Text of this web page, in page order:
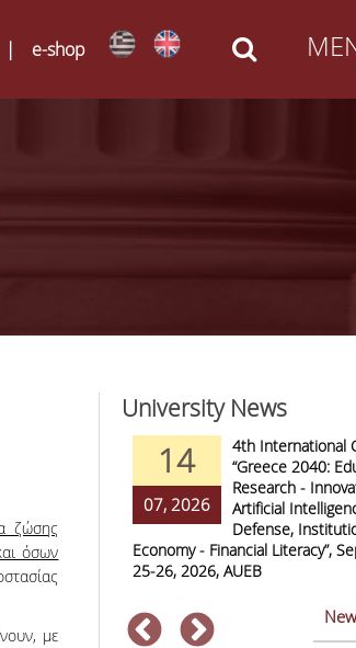
| e-shop
ζώσης
όσων
με
University News
14
07, 2026
4th International
“Greece 2040:
Research -
Artificial
Defense,
Economy - Financial Literacy”,
25-26, 2026, AUEB